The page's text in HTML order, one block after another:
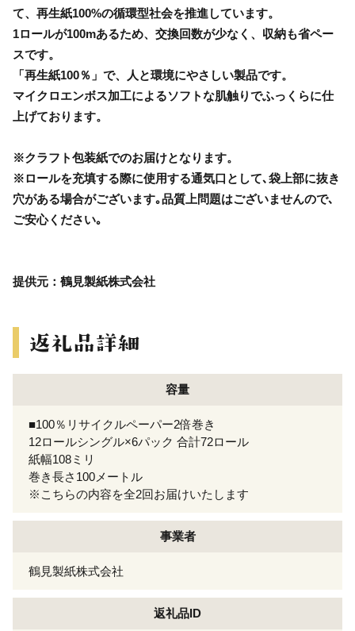
て、再生紙100%の循環型社会を推進しています。
1ロールが100mあるため、交換回数が少なく、収納も省ペー
スです。
「再生紙100％」で、人と環境にやさしい製品です。
マイクロエンボス加工によるソフトな肌触りでふっくらに仕
上げております。
※クラフト包装紙でのお届けとなります。
※ロールを充填する際に使用する通気口として､袋上部に抜き
穴がある場合がございます｡品質上問題はございませんので､
ご安心ください｡
提供元：鶴見製紙株式会社
容量
■100％リサイクルペーパー2倍巻き
12ロールシングル×6パック 合計72ロール
紙幅108ミリ
巻き長さ100メートル
※こちらの内容を全2回お届けいたします
事業者
鶴見製紙株式会社
返礼品ID